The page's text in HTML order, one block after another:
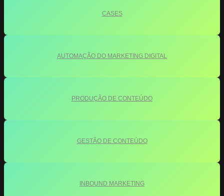
CASES
AUTOMAÇÃO DO MARKETING DIGITAL
PRODUÇÃO DE CONTEÚDO
GESTÃO DE CONTEÚDO
INBOUND MARKETING